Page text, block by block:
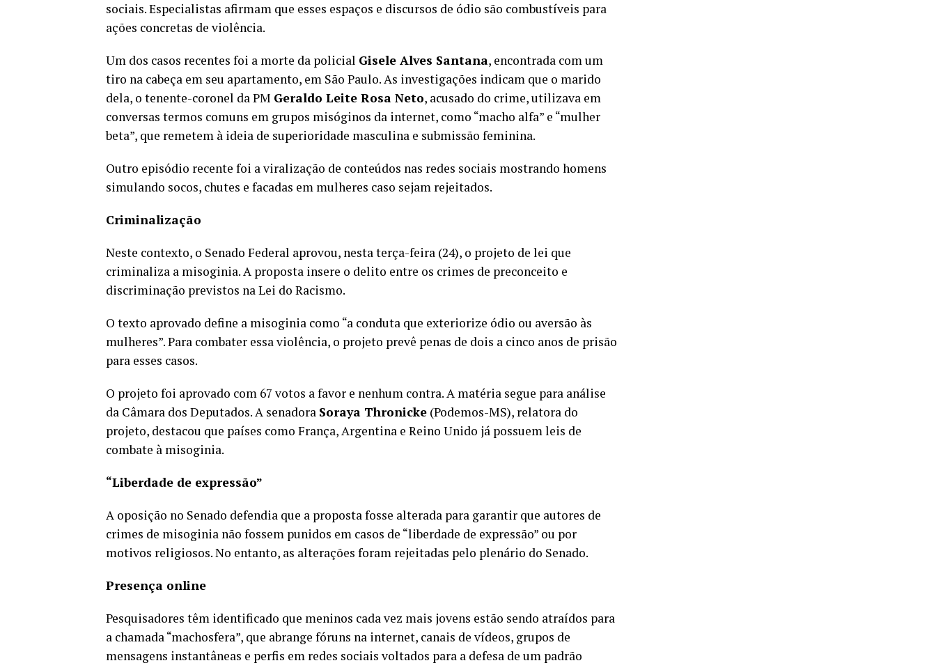
sociais. Especialistas afirmam que esses espaços e discursos de ódio são combustíveis para
ações concretas de violência.
Um dos casos recentes foi a morte da policial Gisele Alves Santana, encontrada com um
tiro na cabeça em seu apartamento, em São Paulo. As investigações indicam que o marido
dela, o tenente-coronel da PM Geraldo Leite Rosa Neto, acusado do crime, utilizava em
conversas termos comuns em grupos misóginos da internet, como “macho alfa” e “mulher
beta”, que remetem à ideia de superioridade masculina e submissão feminina.
Outro episódio recente foi a viralização de conteúdos nas redes sociais mostrando homens
simulando socos, chutes e facadas em mulheres caso sejam rejeitados.
Criminalização
Neste contexto, o Senado Federal aprovou, nesta terça-feira (24), o projeto de lei que
criminaliza a misoginia. A proposta insere o delito entre os crimes de preconceito e
discriminação previstos na Lei do Racismo.
O texto aprovado define a misoginia como “a conduta que exteriorize ódio ou aversão às
mulheres”. Para combater essa violência, o projeto prevê penas de dois a cinco anos de prisão
para esses casos.
O projeto foi aprovado com 67 votos a favor e nenhum contra. A matéria segue para análise
da Câmara dos Deputados. A senadora Soraya Thronicke (Podemos-MS), relatora do
projeto, destacou que países como França, Argentina e Reino Unido já possuem leis de
combate à misoginia.
“Liberdade de expressão”
A oposição no Senado defendia que a proposta fosse alterada para garantir que autores de
crimes de misoginia não fossem punidos em casos de “liberdade de expressão” ou por
motivos religiosos. No entanto, as alterações foram rejeitadas pelo plenário do Senado.
Presença online
Pesquisadores têm identificado que meninos cada vez mais jovens estão sendo atraídos para
a chamada “machosfera”, que abrange fóruns na internet, canais de vídeos, grupos de
mensagens instantâneas e perfis em redes sociais voltados para a defesa de um padrão